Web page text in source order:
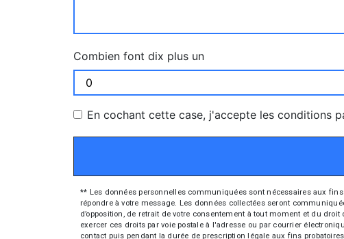
Combien font dix plus un
En cochant cette case, j'accepte les conditions
** Les données personnelles communiquées sont nécessaires aux
répondre à votre message. Les données collectées seront
d’opposition, de retrait de votre consentement à tout moment et du
exercer ces droits par voie postale à l'adresse ou par courrier
contact puis pendant la durée de prescription légale aux fins